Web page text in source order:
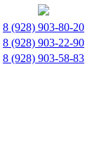
8 (928) 903-80-20
8 (928) 903-22-90
8 (928) 903-58-83